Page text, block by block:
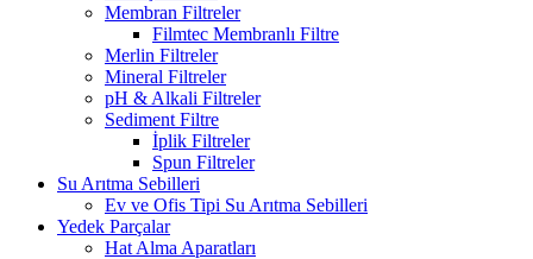
Membran Filtreler
Filmtec Membranlı Filtre
Merlin Filtreler
Mineral Filtreler
pH & Alkali Filtreler
Sediment Filtre
İplik Filtreler
Spun Filtreler
Su Arıtma Sebilleri
Ev ve Ofis Tipi Su Arıtma Sebilleri
Yedek Parçalar
Hat Alma Aparatları